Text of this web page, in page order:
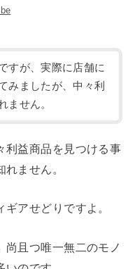
すが、実際に店舗に
みましたが、中々利
ません。
利益商品を見つける事
ません。
アせどりですよ。
尚且つ唯一無二のモノ